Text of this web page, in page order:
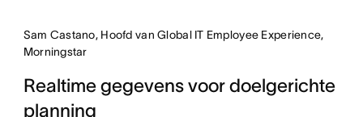
Sam Castano, Hoofd van Global IT Employee Experience,
Morningstar
Realtime gegevens voor doelgerichte
planning